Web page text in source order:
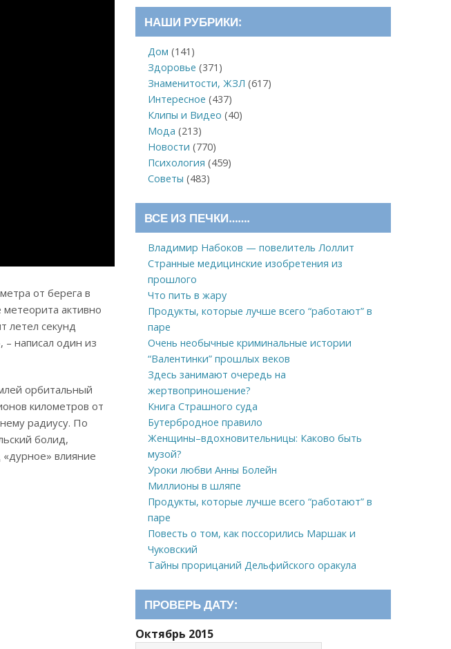
от берега в
активно
летел секунд
– написал один из
орбитальный
километров от
радиусу. По
болид,
«дурное» влияние
НАШИ РУБРИКИ:
Дом (141)
Здоровье (371)
Знаменитости, ЖЗЛ (617)
Интересное (437)
Клипы и Видео (40)
Мода (213)
Новости (770)
Психология (459)
Советы (483)
ВСЕ ИЗ ПЕЧКИ…….
Владимир Набоков — повелитель Лоллит
Странные медицинские изобретения из
прошлого
Что пить в жару
Продукты, которые лучше всего “работают” в
паре
Очень необычные криминальные истории
“Валентинки” прошлых веков
Здесь занимают очередь на
жертвоприношение?
Книга Страшного суда
Бутербродное правило
Женщины–вдохновительницы: Каково быть
музой?
Уроки любви Анны Болейн
Миллионы в шляпе
Продукты, которые лучше всего “работают” в
паре
Повесть о том, как поссорились Маршак и
Чуковский
Тайны прорицаний Дельфийского оракула
ПРОВЕРЬ ДАТУ:
Октябрь 2015